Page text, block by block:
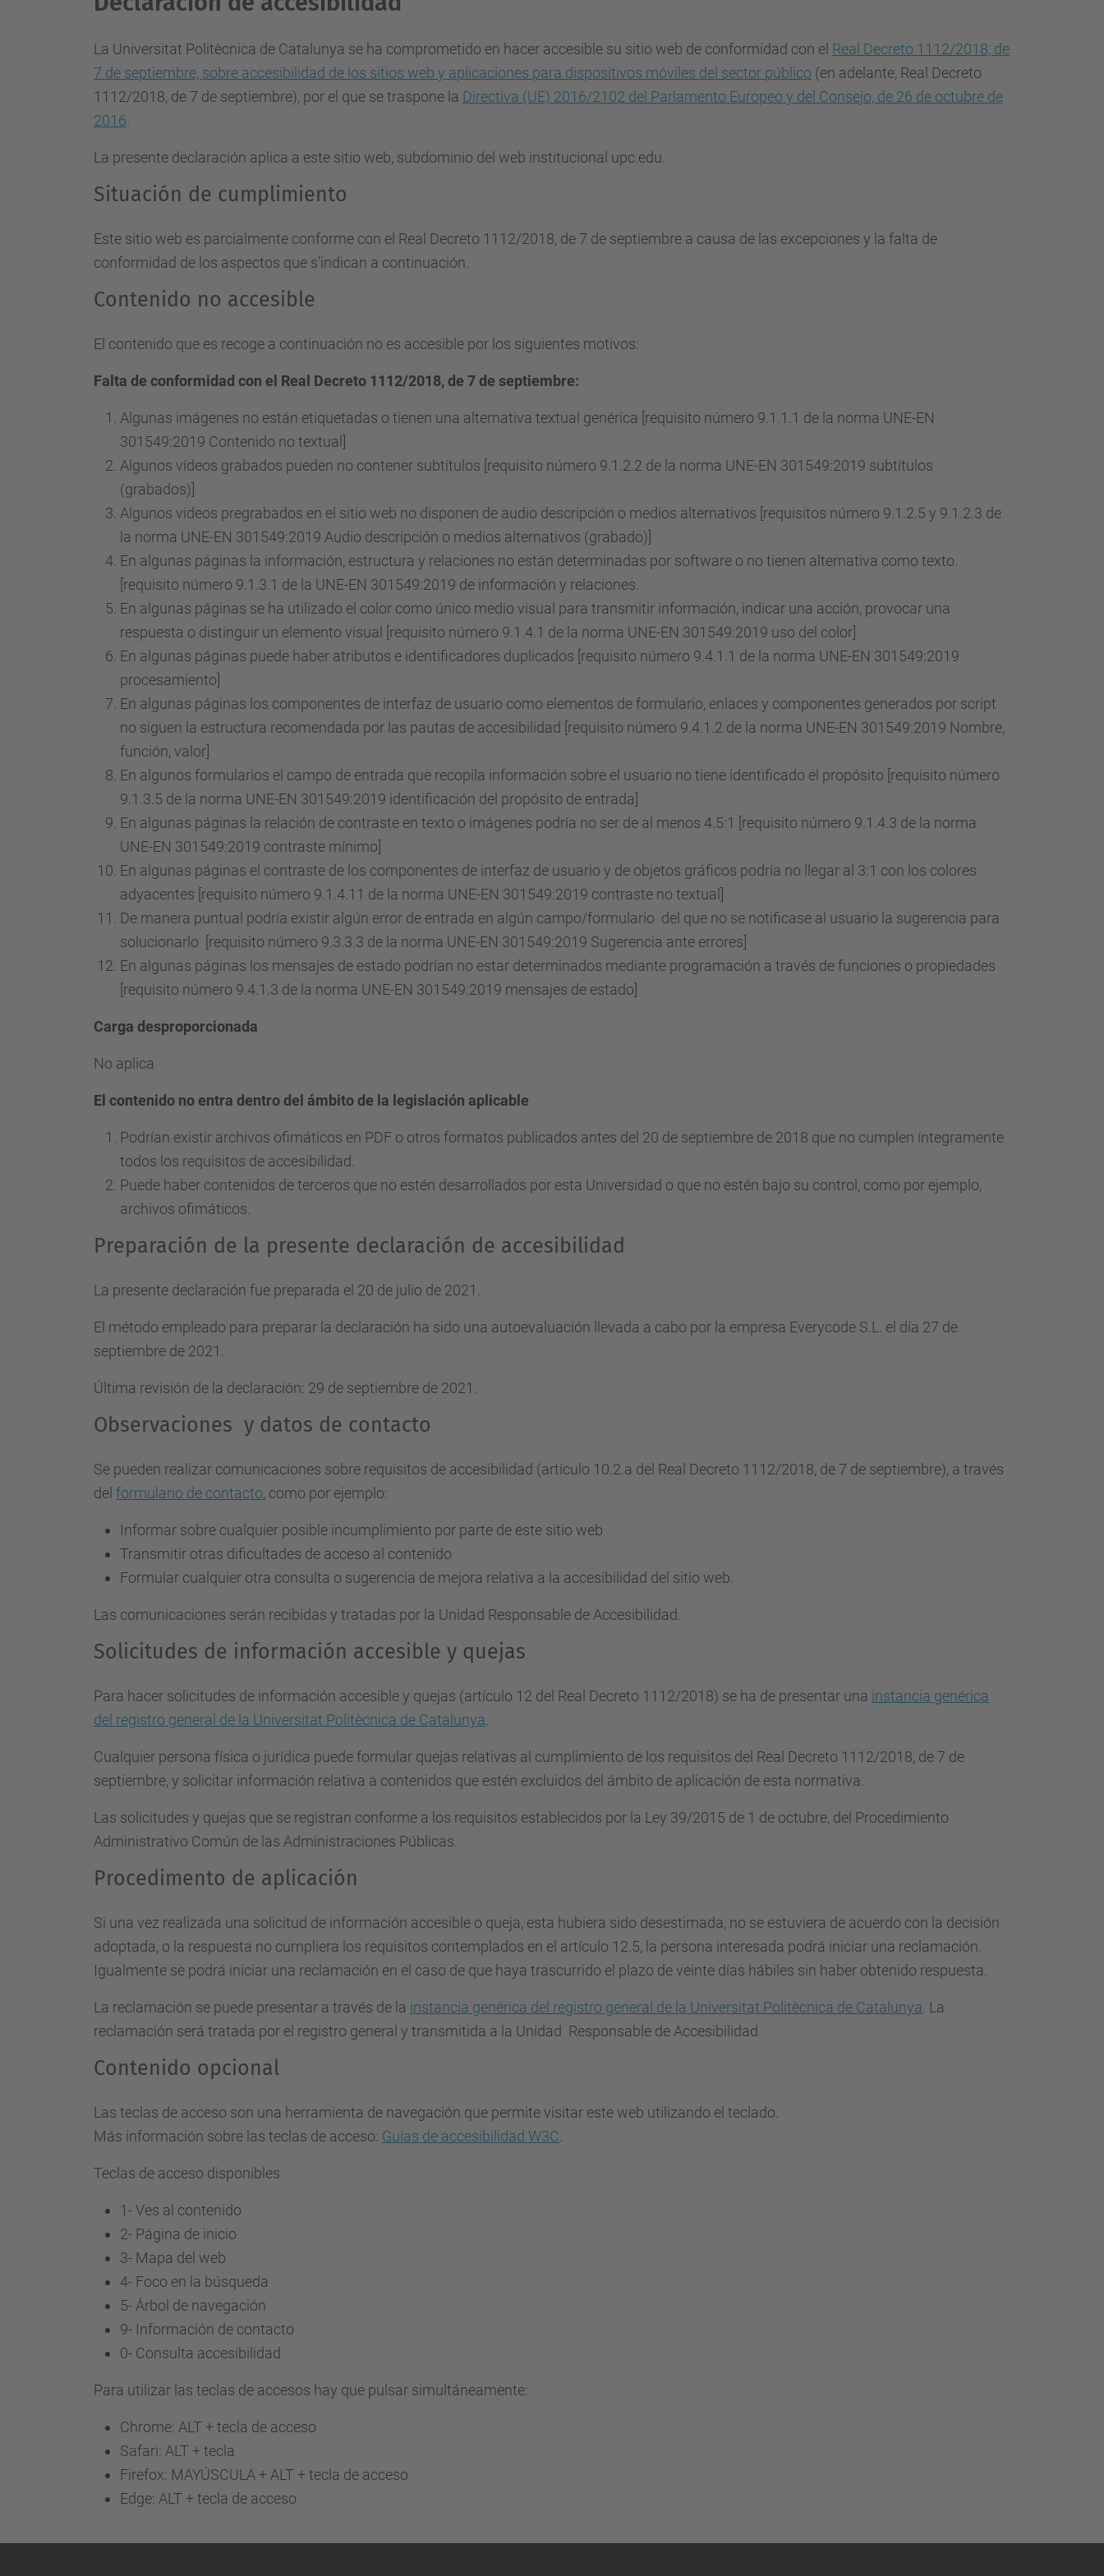
La Universitat Politècnica de Catalunya se ha comprometido en hacer accesible su sitio web de conformidad con el Real Decreto 1112/2018, de
7 de septiembre, sobre accesibilidad de los sitios web y aplicaciones para dispositivos móviles del sector público (en adelante, Real Decreto
1112/2018, de 7 de septiembre), por el que se traspone la Directiva (UE) 2016/2102 del Parlamento Europeo y del Consejo, de 26 de octubre de
2016
La presente declaración aplica a este sitio web, subdominio del web institucional upc.edu.
Situación de cumplimiento
Este sitio web es parcialmente conforme con el Real Decreto 1112/2018, de 7 de septiembre a causa de las excepciones y la falta de
conformidad de los aspectos que s’indican a continuación.
Contenido no accesible
El contenido que es recoge a continuación no es accesible por los siguientes motivos:
Falta de conformidad con el Real Decreto 1112/2018, de 7 de septiembre:
Algunas imágenes no están etiquetadas o tienen una alternativa textual genérica [requisito número 9.1.1.1 de la norma UNE-EN
301549:2019 Contenido no textual]
Algunos vídeos grabados pueden no contener subtítulos [requisito número 9.1.2.2 de la norma UNE-EN 301549:2019 subtítulos
(grabados)]
Algunos videos pregrabados en el sitio web no disponen de audio descripción o medios alternativos [requisitos número 9.1.2.5 y 9.1.2.3 de
la norma UNE-EN 301549:2019 Audio descripción o medios alternativos (grabado)]
En algunas páginas la información, estructura y relaciones no están determinadas por software o no tienen alternativa como texto.
[requisito número 9.1.3.1 de la UNE-EN 301549:2019 de información y relaciones.
En algunas páginas se ha utilizado el color como único medio visual para transmitir información, indicar una acción, provocar una
respuesta o distinguir un elemento visual [requisito número 9.1.4.1 de la norma UNE-EN 301549:2019 uso del color]
En algunas páginas puede haber atributos e identificadores duplicados [requisito número 9.4.1.1 de la norma UNE-EN 301549:2019
procesamiento]
En algunas páginas los componentes de interfaz de usuario como elementos de formulario, enlaces y componentes generados por script
no siguen la estructura recomendada por las pautas de accesibilidad [requisito número 9.4.1.2 de la norma UNE-EN 301549:2019 Nombre,
función, valor]
En algunos formularios el campo de entrada que recopila información sobre el usuario no tiene identificado el propósito [requisito número
9.1.3.5 de la norma UNE-EN 301549:2019 identificación del propósito de entrada]
En algunas páginas la relación de contraste en texto o imágenes podría no ser de al menos 4.5:1 [requisito número 9.1.4.3 de la norma
UNE-EN 301549:2019 contraste mínimo]
En algunas páginas el contraste de los componentes de interfaz de usuario y de objetos gráficos podría no llegar al 3:1 con los colores
adyacentes [requisito número 9.1.4.11 de la norma UNE-EN 301549:2019 contraste no textual]
De manera puntual podría existir algún error de entrada en algún campo/formulario del que no se notificase al usuario la sugerencia para
solucionarlo [requisito número 9.3.3.3 de la norma UNE-EN 301549:2019 Sugerencia ante errores]
En algunas páginas los mensajes de estado podrían no estar determinados mediante programación a través de funciones o propiedades
[requisito número 9.4.1.3 de la norma UNE-EN 301549:2019 mensajes de estado]
Carga desproporcionada
No aplica
El contenido no entra dentro del ámbito de la legislación aplicable
Podrían existir archivos ofimáticos en PDF o otros formatos publicados antes del 20 de septiembre de 2018 que no cumplen íntegramente
todos los requisitos de accesibilidad.
Puede haber contenidos de terceros que no estén desarrollados por esta Universidad o que no estén bajo su control, como por ejemplo,
archivos ofimáticos.
Preparación de la presente declaración de accesibilidad
La presente declaración fue preparada el 20 de julio de 2021.
El método empleado para preparar la declaración ha sido una autoevaluación llevada a cabo por la empresa Everycode S.L. el día 27 de
septiembre de 2021.
Última revisión de la declaración: 29 de septiembre de 2021.
Observaciones y datos de contacto
Se pueden realizar comunicaciones sobre requisitos de accesibilidad (artículo 10.2.a del Real Decreto 1112/2018, de 7 de septiembre), a través
del formulario de contacto, como por ejemplo:
Informar sobre cualquier posible incumplimiento por parte de este sitio web
Transmitir otras dificultades de acceso al contenido
Formular cualquier otra consulta o sugerencia de mejora relativa a la accesibilidad del sitio web.
Las comunicaciones serán recibidas y tratadas por la Unidad Responsable de Accesibilidad.
Solicitudes de información accesible y quejas
Para hacer solicitudes de información accesible y quejas (artículo 12 del Real Decreto 1112/2018) se ha de presentar una instancia genérica
del registro general de la Universitat Politècnica de Catalunya
Cualquier persona física o jurídica puede formular quejas relativas al cumplimiento de los requisitos del Real Decreto 1112/2018, de 7 de
septiembre, y solicitar información relativa a contenidos que estén excluidos del ámbito de aplicación de esta normativa.
Las solicitudes y quejas que se registran conforme a los requisitos establecidos por la Ley 39/2015 de 1 de octubre, del Procedimiento
Administrativo Común de las Administraciones Públicas.
Procedimento de aplicación
Si una vez realizada una solicitud de información accesible o queja, esta hubiera sido desestimada, no se estuviera de acuerdo con la decisión
adoptada, o la respuesta no cumpliera los requisitos contemplados en el artículo 12.5, la persona interesada podrá iniciar una reclamación.
Igualmente se podrá iniciar una reclamación en el caso de que haya trascurrido el plazo de veinte días hábiles sin haber obtenido respuesta.
La reclamación se puede presentar a través de la instancia genérica del registro general de la Universitat Politècnica de Catalunya . La
reclamación será tratada por el registro general y transmitida a la Unidad Responsable de Accesibilidad.
Contenido opcional
Las teclas de acceso son una herramienta de navegación que permite visitar este web utilizando el teclado.
Más información sobre las teclas de acceso: Guías de accesibilidad W3C
Teclas de acceso disponibles
1- Ves al contenido
2- Página de inicio
3- Mapa del web
4- Foco en la búsqueda
5- Árbol de navegación
9- Información de contacto
0- Consulta accesibilidad
Para utilizar las teclas de accesos hay que pulsar simultáneamente:
Chrome: ALT + tecla de acceso
Safari: ALT + tecla
Firefox: MAYÚSCULA + ALT + tecla de acceso
Edge: ALT + tecla de acceso